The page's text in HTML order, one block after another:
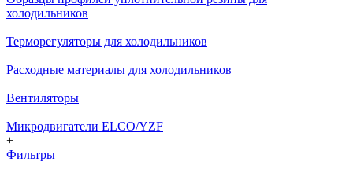
холодильников
Терморегуляторы для холодильников
Расходные материалы для холодильников
Вентиляторы
Микродвигатели ELCO/YZF
+
Фильтры